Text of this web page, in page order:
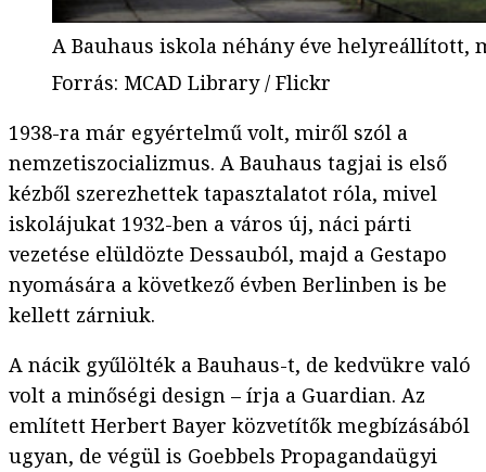
A Bauhaus iskola néhány éve helyreállított,
Forrás: MCAD Library / Flickr
1938-ra már egyértelmű volt, miről szól a
nemzetiszocializmus. A Bauhaus tagjai is első
kézből szerezhettek tapasztalatot róla, mivel
iskolájukat 1932-ben a város új, náci párti
vezetése elüldözte Dessauból, majd a Gestapo
nyomására a következő évben Berlinben is be
kellett zárniuk.
A nácik gyűlölték a Bauhaus-t, de kedvükre való
volt a minőségi design – írja a Guardian. Az
említett Herbert Bayer közvetítők megbízásából
ugyan, de végül is Goebbels Propagandaügyi